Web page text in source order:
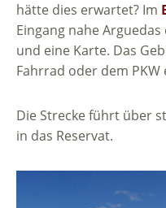
hätte dies erwartet? Im
Eingang nahe
und eine Karte. Das
Fahrrad oder dem
Die Strecke führt über
in das Reservat.